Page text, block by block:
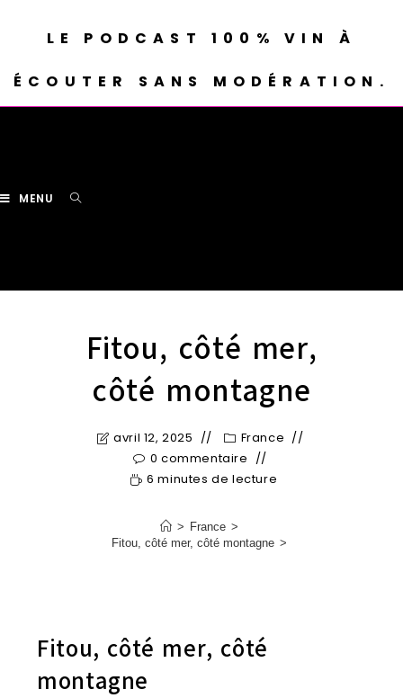
LE PODCAST 100% VIN À
ÉCOUTER SANS MODÉRATION.
MENU
Fitou, côté mer,
côté montagne
avril 12, 2025
France
0 commentaire
6 minutes de lecture
> France >
Fitou, côté mer, côté montagne >
Fitou, côté mer, côté
montagne